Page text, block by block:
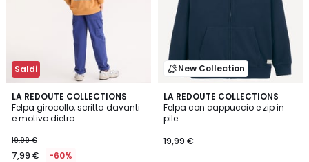
Saldi
LA REDOUTE COLLECTIONS
Felpa girocollo, scritta davanti
e motivo dietro
19,99 €
7,99 € -60%
5
/
5
New Collection
LA REDOUTE COLLECTIONS
Felpa con cappuccio e zip in
pile
19,99 €
4
Colori